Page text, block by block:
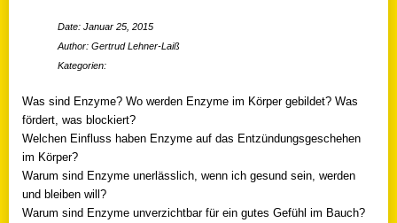
Date: Januar 25, 2015
Author: Gertrud Lehner-Laiß
Kategorien:
Was sind Enzyme? Wo werden Enzyme im Körper gebildet? Was
fördert, was blockiert?
Welchen Einfluss haben Enzyme auf das Entzündungsgeschehen
im Körper?
Warum sind Enzyme unerlässlich, wenn ich gesund sein, werden
und bleiben will?
Warum sind Enzyme unverzichtbar für ein gutes Gefühl im Bauch?